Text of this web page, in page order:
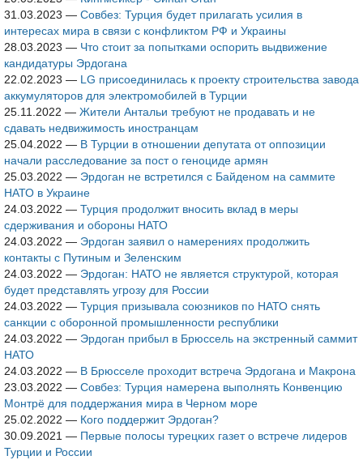
31.03.2023 — Совбез: Турция будет прилагать усилия в
интересах мира в связи с конфликтом РФ и Украины
28.03.2023 — Что стоит за попытками оспорить выдвижение
кандидатуры Эрдогана
22.02.2023 — LG присоединилась к проекту строительства завода
аккумуляторов для электромобилей в Турции
25.11.2022 — Жители Антальи требуют не продавать и не
сдавать недвижимость иностранцам
25.04.2022 — В Турции в отношении депутата от оппозиции
начали расследование за пост о геноциде армян
25.03.2022 — Эрдоган не встретился с Байденом на саммите
НАТО в Украине
24.03.2022 — Турция продолжит вносить вклад в меры
сдерживания и обороны НАТО
24.03.2022 — Эрдоган заявил о намерениях продолжить
контакты с Путиным и Зеленским
24.03.2022 — Эрдоган: НАТО не является структурой, которая
будет представлять угрозу для России
24.03.2022 — Турция призывала союзников по НАТО снять
санкции с оборонной промышленности республики
24.03.2022 — Эрдоган прибыл в Брюссель на экстренный саммит
НАТО
24.03.2022 — В Брюсселе проходит встреча Эрдогана и Макрона
23.03.2022 — Совбез: Турция намерена выполнять Конвенцию
Монтрё для поддержания мира в Черном море
25.02.2022 — Кого поддержит Эрдоган?
30.09.2021 — Первые полосы турецких газет о встрече лидеров
Турции и России